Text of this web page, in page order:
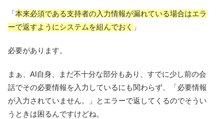
「本来必須である支持者の入力情報が漏れている場合はエラ
ーで返すようにシステムを組んでおく 」
必要があります。
まぁ、AI自身、まだ不十分な部分もあり、すでに少し前の会
話でその必要情報を入力しているにも関わらず、「必要情報
が入力されていません。」とエラーで返してくるのでそうい
うときは困るんですけどね。